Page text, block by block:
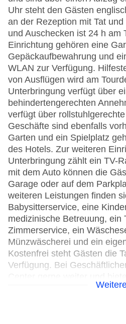
Uhr steht den Gästen
an der Rezeption mit Tat
und Auschecken ist 24 h am
Einrichtung gehören eine
Gepäckaufbewahrung und
WLAN zur Verfügung.
von Ausflügen wird am
Unterbringung verfügt über
behindertengerechten
verfügt über
Geschäfte sind ebenfalls
Garten und ein Spielplatz
des Hotels. Zur weiteren
Unterbringung zählt ein TV-
mit dem Auto können die
Garage oder auf dem
weiteren Leistungen finden
Babysitterservice, eine
medizinische Betreuung, ein
Zimmerservice, ein
Münzwäscherei und ein
Kostenfrei steht Gästen die
Verfügung. Bei